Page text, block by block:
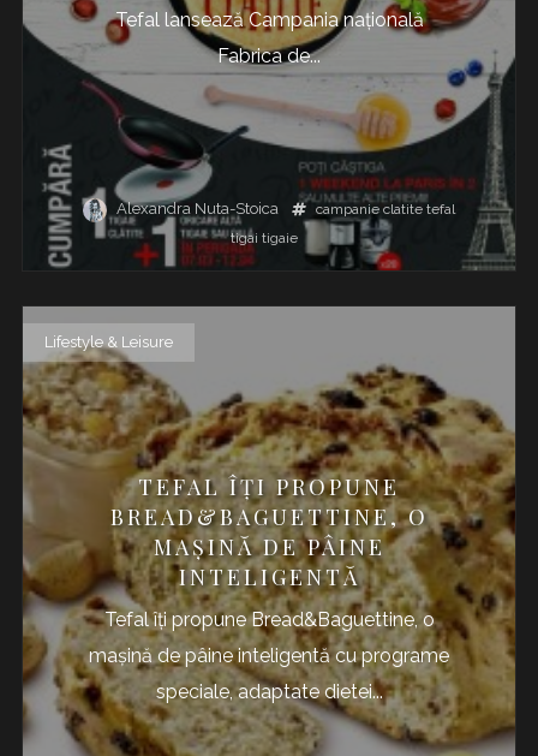
Tefal lansează Campania națională
Fabrica de...
Alexandra Nuta-Stoica campanie clatite tefal
tigai tigaie
Lifestyle & Leisure
TEFAL ÎŢI PROPUNE
BREAD&BAGUETTINE, O
MAŞINĂ DE PÂINE
INTELIGENTĂ
Tefal îţi propune Bread&Baguettine, o
maşină de pâine inteligentă cu programe
speciale, adaptate dietei...